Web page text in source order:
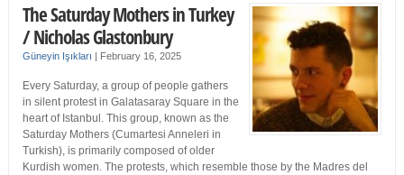
The Saturday Mothers in Turkey
/ Nicholas Glastonbury
Güneyin Işıkları | February 16, 2025
Every Saturday, a group of people gathers
in silent protest in Galatasaray Square in the
heart of Istanbul. This group, known as the
Saturday Mothers (Cumartesi Anneleri in
Turkish), is primarily composed of older
Kurdish women. The protests, which resemble those by the Madres del